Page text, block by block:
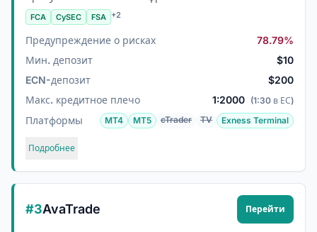
FCA CySEC FSA +2
Предупреждение о рисках
78.79%
Мин. депозит
$10
ECN-депозит
$200
Макс. кредитное плечо
1:2000 (1:30 в ЕС)
Платформы MT4 MT5 cTrader TV Exness Terminal
Подробнее
#3AvaTrade Перейти